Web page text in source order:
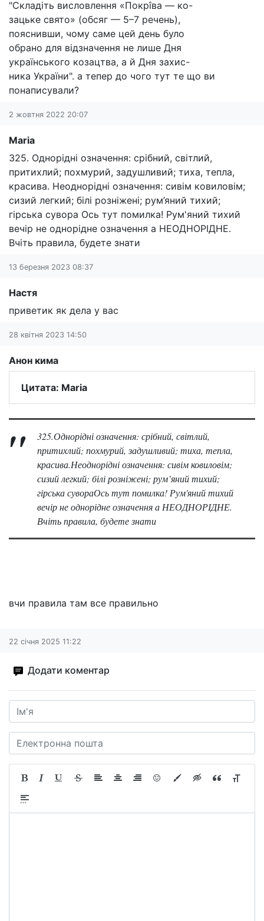
"Складіть висловлення «Покрîва — ко-
зацьке свято» (обсяг — 5–7 речень),
пояснивши, чому саме цей день було
обрано для відзначення не лише Дня
українського козацтва, а й Дня захис-
ника України". а тепер до чого тут те що ви
понаписували?
2 жовтня 2022 20:07
Maria
325. Однорідні означення: срібний, світлий,
притихлий; похмурий, задушливий; тиха, тепла,
красива. Неоднорідні означення: сивім ковиловім;
сизий легкий; білі розніжені; рум’яний тихий;
гірська сувора Ось тут помилка! Рум'яний тихий
вечір не однорідне означення а НЕОДНОРІДНЕ.
Вчіть правила, будете знати
13 березня 2023 08:37
Настя
приветик як дела у вас
28 квітня 2023 14:50
Анон кима
Цитата: Maria
325.Однорідні означення: срібний, світлий,
притихлий; похмурий, задушливий; тиха, тепла,
красива.Неоднорідні означення: сивім ковиловім;
сизий легкий; білі розніжені; рум’яний тихий;
гірська сувораОсь тут помилка! Рум'яний тихий
вечір не однорідне означення а НЕОДНОРІДНЕ.
Вчіть правила, будете знати
вчи правила там все правильно
22 січня 2025 11:22
Додати коментар